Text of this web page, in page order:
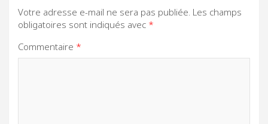
Votre adresse e-mail ne sera pas publiée. Les champs
obligatoires sont indiqués avec *
Commentaire *